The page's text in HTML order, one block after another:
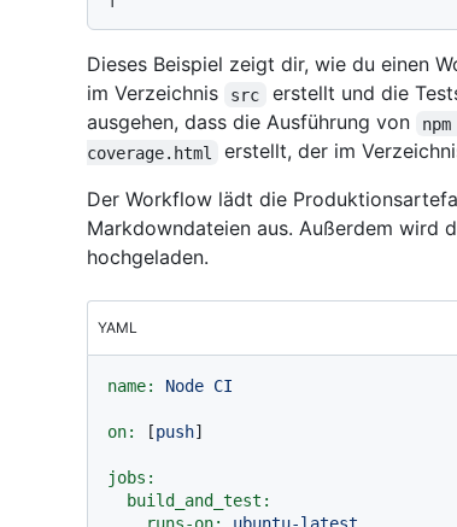
Dieses Beispiel zeigt dir, wie du einen
im Verzeichnis
src erstellt und die
ausgehen, dass die Ausführung von
coverage.html
erstellt, der im
Der Workflow lädt die
Markdowndateien aus. Außerdem wird
hochgeladen.
YAML
name: Node CI
on: [push]
jobs:
build_and_test: